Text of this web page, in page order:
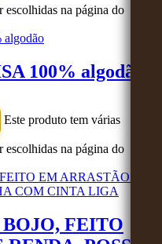
escolhidas na página do
100% algodão
Este produto tem várias
escolhidas na página do
FEITO